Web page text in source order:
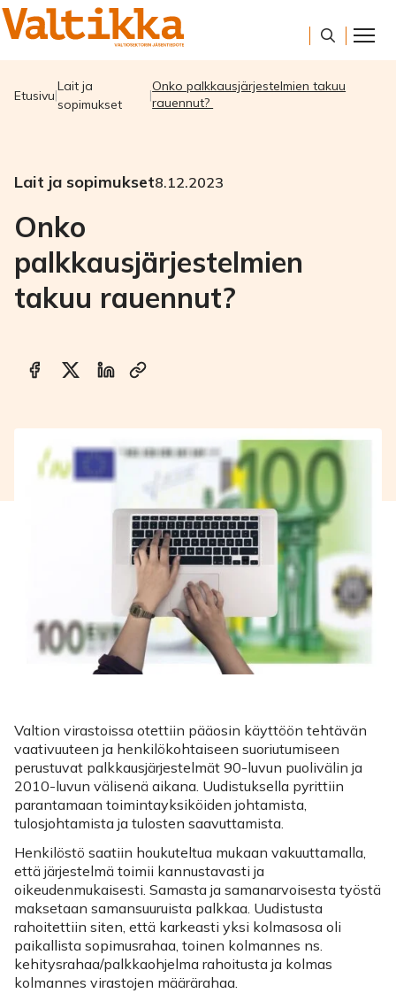
Etusivu
Lait ja
sopimukset
Onko palkkausjärjestelmien takuu
rauennut?
Lait ja sopimukset8.12.2023
Onko
palkkausjärjestelmien
takuu rauennut?
Valtion virastoissa otettiin pääosin käyttöön tehtävän
vaativuuteen ja henkilökohtaiseen suoriutumiseen
perustuvat palkkausjärjestelmät 90-luvun puolivälin ja
2010-luvun välisenä aikana. Uudistuksella pyrittiin
parantamaan toimintayksiköiden johtamista,
tulosjohtamista ja tulosten saavuttamista.
Henkilöstö saatiin houkuteltua mukaan vakuuttamalla,
että järjestelmä toimii kannustavasti ja
oikeudenmukaisesti. Samasta ja samanarvoisesta työstä
maksetaan samansuuruista palkkaa. Uudistusta
rahoitettiin siten, että karkeasti yksi kolmasosa oli
paikallista sopimusrahaa, toinen kolmannes ns.
kehitysrahaa/palkkaohjelma rahoitusta ja kolmas
kolmannes virastojen määrärahaa.